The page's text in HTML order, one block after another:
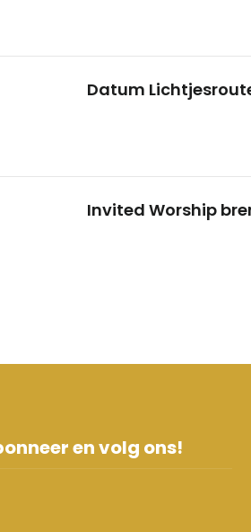
Datum
Invited Worship
en volg ons!